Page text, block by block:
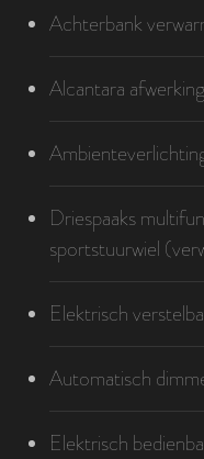
Achterbank
Alcantara
Driespaaks
sportstuurwiel
Elektrisch
Automatisch
Elektrisch